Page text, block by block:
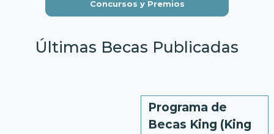
Concursos y Premios
Últimas Becas Publicadas
Programa de
Becas King (King